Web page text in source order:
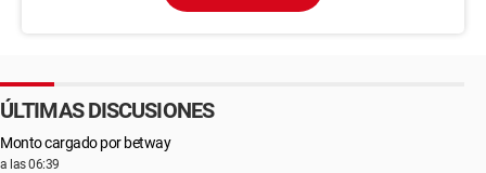
ÚLTIMAS DISCUSIONES
Monto cargado por betway
a las 06:39